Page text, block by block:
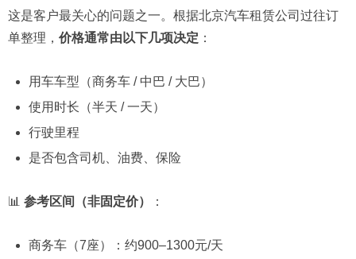
这是客户最关心的问题之一。根据北京汽车租赁公司过往订
单整理， 价格通常由以下几项决定 ：
用车车型（商务车 / 中巴 / 大巴）
使用时长（半天 / 一天）
行驶里程
是否包含司机、油费、保险
📊 参考区间（非固定价） ：
商务车（7座）：约900–1300元/天